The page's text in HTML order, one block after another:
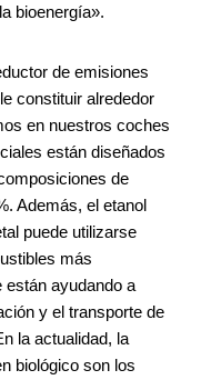
bioenergía».
de emisiones
constituir alrededor
en nuestros coches
están diseñados
de
Además, el etanol
puede utilizarse
más
ayudando a
y el transporte de
la actualidad, la
biológico son los